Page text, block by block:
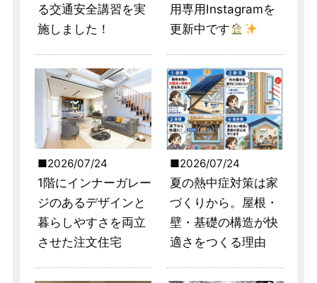
る交通安全講習を実
施しました！
用専用Instagramを
更新中です
2026/07/24
1階にインナーガレー
ジのあるデザインと
暮らしやすさを両立
させた注文住宅
2026/07/24
夏の熱中症対策は家
づくりから。屋根・
壁・基礎の構造が快
適さをつくる理由